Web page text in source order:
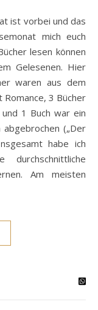
mich euch
lesen können
Gelesenen. Hier
waren aus dem
Romance, 3 Bücher
1 Buch war ein
(„Der
habe ich
Am meisten